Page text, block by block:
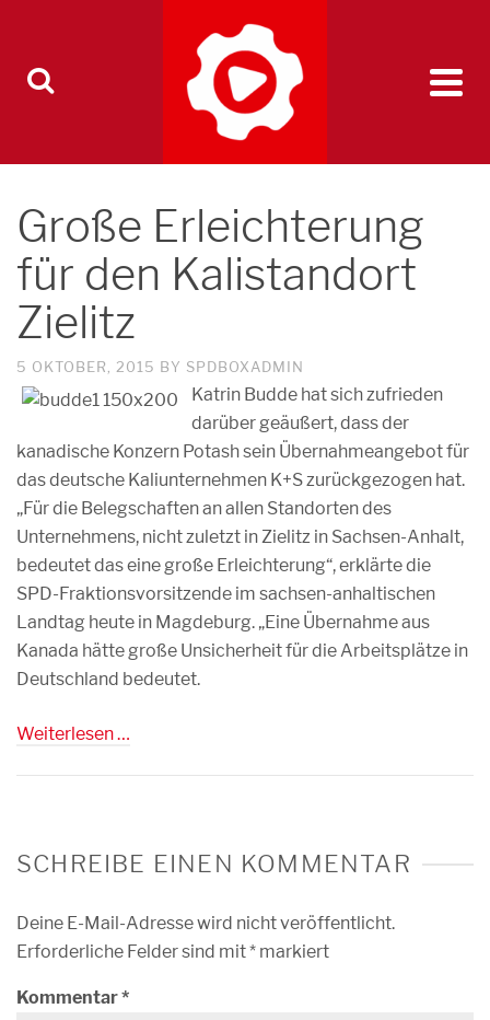
Große Erleichterung
für den Kalistandort
Zielitz
5 OKTOBER, 2015 BY SPDBOXADMIN
Katrin Budde hat sich zufrieden
darüber geäußert, dass der
kanadische Konzern Potash sein Übernahmeangebot für
das deutsche Kaliunternehmen K+S zurückgezogen hat.
„Für die Belegschaften an allen Standorten des
Unternehmens, nicht zuletzt in Zielitz in Sachsen-Anhalt,
bedeutet das eine große Erleichterung“, erklärte die
SPD-Fraktionsvorsitzende im sachsen-anhaltischen
Landtag heute in Magdeburg. „Eine Übernahme aus
Kanada hätte große Unsicherheit für die Arbeitsplätze in
Deutschland bedeutet.
Weiterlesen …
SCHREIBE EINEN KOMMENTAR
Deine E-Mail-Adresse wird nicht veröffentlicht.
Erforderliche Felder sind mit* markiert
Kommentar*